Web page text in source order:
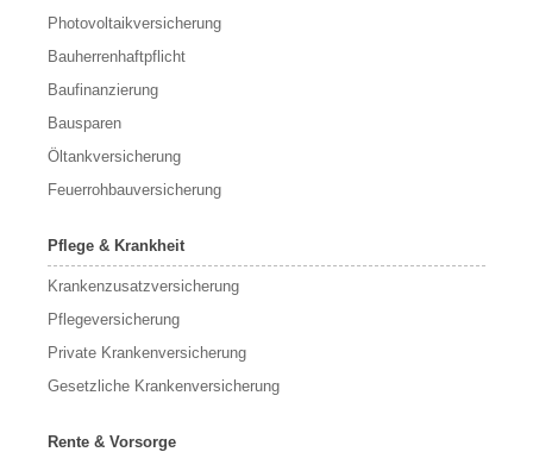
Photovoltaikversicherung
Bauherrenhaftpflicht
Baufinanzierung
Bausparen
Öltankversicherung
Feuerrohbauversicherung
Pflege & Krankheit
Krankenzusatzversicherung
Pflegeversicherung
Private Krankenversicherung
Gesetzliche Krankenversicherung
Rente & Vorsorge